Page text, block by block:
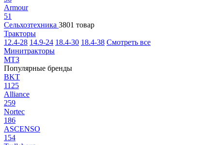
Armour
51
Сельхозтехника 3801 товар
Тракторы
12.4-28 14.9-24 18.4-30 18.4-38 Смотреть все
Минитракторы
МТЗ
Популярные бренды
BKT
1125
Alliance
259
Nortec
186
ASCENSO
154